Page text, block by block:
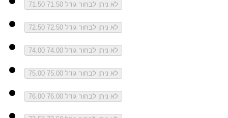
71.50 לא ניתן לבחור גודל 71.50
72.50 לא ניתן לבחור גודל 72.50
74.00 לא ניתן לבחור גודל 74.00
75.00 לא ניתן לבחור גודל 75.00
76.00 לא ניתן לבחור גודל 76.00